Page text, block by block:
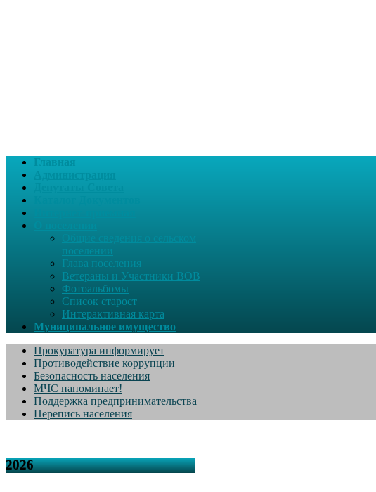
Главная
поселении
Глава поселения
Ветераны и Участники ВОВ
Фотоальбомы
Список старост
Интерактивная карта
Муниципальное имущество
Прокуратура информирует
Противодействие коррупции
Безопасность населения
МЧС напоминает!
Поддержка предпринимательства
Перепись населения
2026